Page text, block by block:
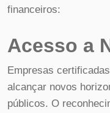
financeiros:
Acesso a
Empresas
alcançar novos
públicos. O